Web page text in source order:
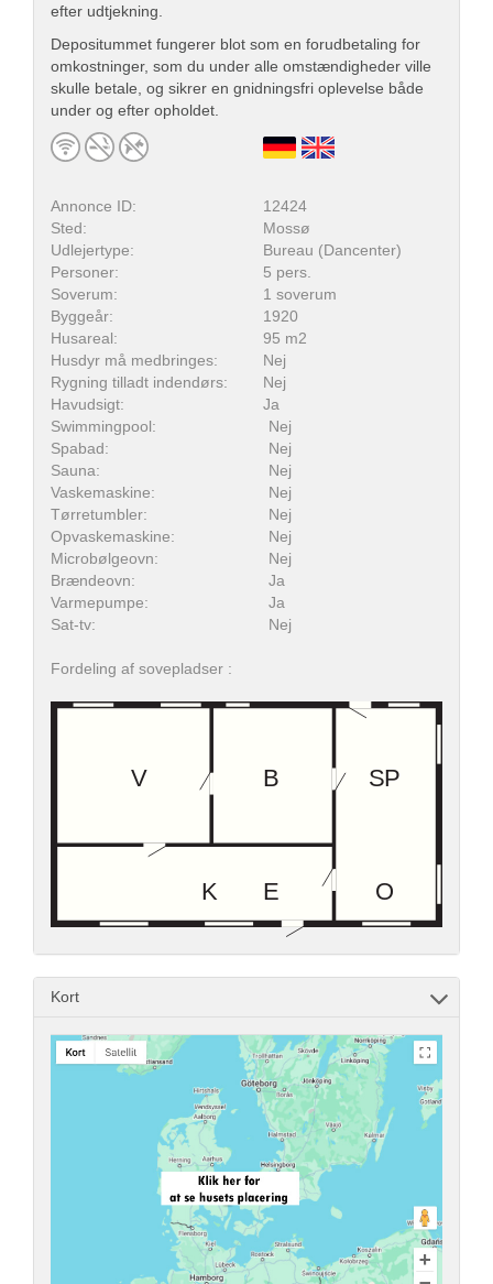
efter udtjekning.
Depositummet fungerer blot som en forudbetaling for
omkostninger, som du under alle omstændigheder ville
skulle betale, og sikrer en gnidningsfri oplevelse både
under og efter opholdet.
Annonce ID:
12424
Sted:
Mossø
Udlejertype:
Bureau (Dancenter)
Personer:
5 pers.
Soverum:
1 soverum
Byggeår:
1920
Husareal:
95 m2
Husdyr må medbringes:
Nej
Rygning tilladt indendørs:
Nej
Havudsigt:
Ja
Swimmingpool:
Nej
Spabad:
Nej
Sauna:
Nej
Vaskemaskine:
Nej
Tørretumbler:
Nej
Opvaskemaskine:
Nej
Microbølgeovn:
Nej
Brændeovn:
Ja
Varmepumpe:
Ja
Sat-tv:
Nej
Fordeling af sovepladser :
Kort